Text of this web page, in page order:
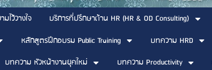
ไว้วางใจ บริการที่ปรึกษาด้าน HR (HR & OD Consulting)
หลักสูตรฝึกอบรม Public Training บทความ HRD
บทความ หัวหน้างานยุคใหม่ บทความ Productivity